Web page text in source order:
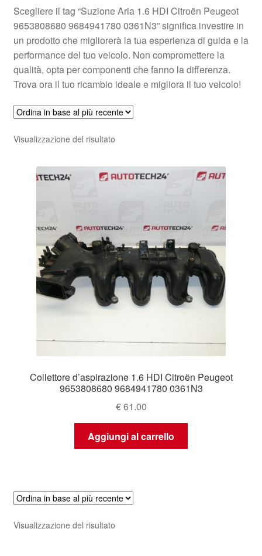
Termini e condizioni
Scegliere il tag “Suzione Aria 1.6 HDI Citroën Peugeot
9653808680 9684941780 0361N3” significa investire in
un prodotto che migliorerà la tua esperienza di guida e la
performance del tuo veicolo. Non compromettere la
qualità, opta per componenti che fanno la differenza.
Trova ora il tuo ricambio ideale e migliora il tuo veicolo!
Visualizzazione del risultato
Collettore d’aspirazione 1.6 HDI Citroën Peugeot
9653808680 9684941780 0361N3
€61.00
Aggiungi al carrello
Visualizzazione del risultato